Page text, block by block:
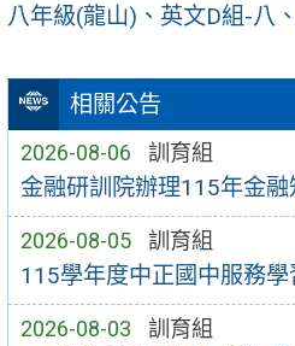
相關公告
2026-08-06 訓育組
金融研訓院辦理115年金
2026-08-05 訓育組
115學年度中正國中服務
2026-08-03 訓育組
八年級(龍山)、英文D組-八